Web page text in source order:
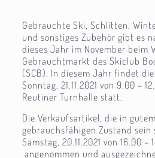
Gebrauchte Ski, Schlitten,
und sonstiges Zubehör gibt es
dieses Jahr im November beim
Gebrauchtmarkt des Skiclub
(SCB). In diesem Jahr findet
Sonntag, 21.11.2021 von 9.00 –
Reutiner Turnhalle statt.
Die Verkaufsartikel, die in
gebrauchsfähigen Zustand sein
Samstag, 20.11.2021 von 16.00 –
angenommen und